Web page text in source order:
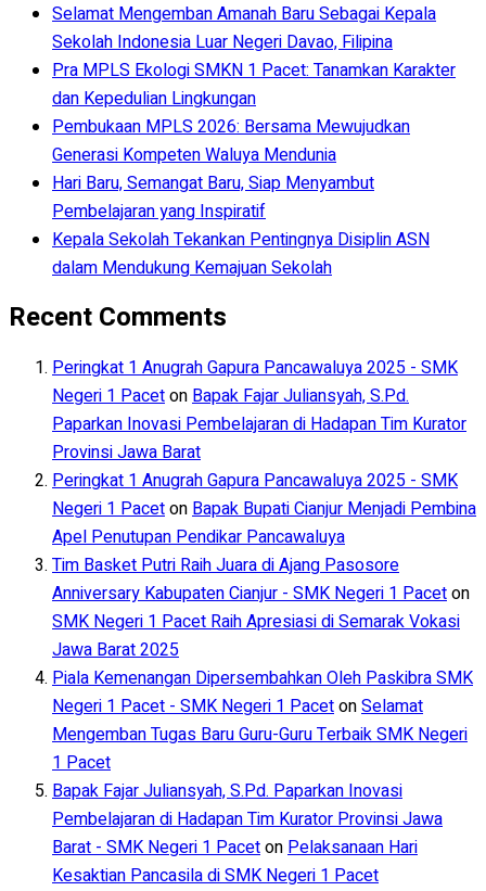
Selamat Mengemban Amanah Baru Sebagai Kepala
Sekolah Indonesia Luar Negeri Davao, Filipina
Pra MPLS Ekologi SMKN 1 Pacet: Tanamkan Karakter
dan Kepedulian Lingkungan
Pembukaan MPLS 2026: Bersama Mewujudkan
Generasi Kompeten Waluya Mendunia
Hari Baru, Semangat Baru, Siap Menyambut
Pembelajaran yang Inspiratif
Kepala Sekolah Tekankan Pentingnya Disiplin ASN
dalam Mendukung Kemajuan Sekolah
Recent Comments
Peringkat 1 Anugrah Gapura Pancawaluya 2025 - SMK
Negeri 1 PacetonBapak Fajar Juliansyah, S.Pd.
Paparkan Inovasi Pembelajaran di Hadapan Tim Kurator
Provinsi Jawa Barat
Peringkat 1 Anugrah Gapura Pancawaluya 2025 - SMK
Negeri 1 PacetonBapak Bupati Cianjur Menjadi Pembina
Apel Penutupan Pendikar Pancawaluya
Tim Basket Putri Raih Juara di Ajang Pasosore
Anniversary Kabupaten Cianjur - SMK Negeri 1 Paceton
SMK Negeri 1 Pacet Raih Apresiasi di Semarak Vokasi
Jawa Barat 2025
Piala Kemenangan Dipersembahkan Oleh Paskibra SMK
Negeri 1 Pacet - SMK Negeri 1 PacetonSelamat
Mengemban Tugas Baru Guru-Guru Terbaik SMK Negeri
1 Pacet
Bapak Fajar Juliansyah, S.Pd. Paparkan Inovasi
Pembelajaran di Hadapan Tim Kurator Provinsi Jawa
Barat - SMK Negeri 1 PacetonPelaksanaan Hari
Kesaktian Pancasila di SMK Negeri 1 Pacet